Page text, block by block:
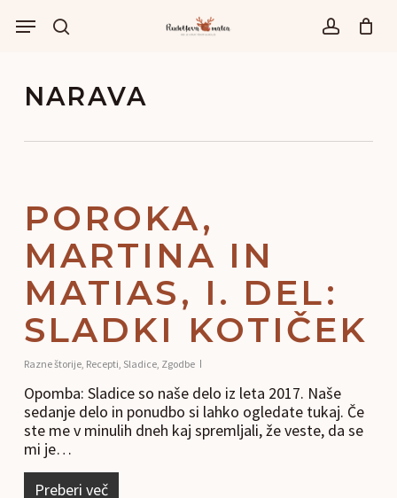
išči account
Menu
NARAVA
POROKA,
MARTINA IN
MATIAS, I. DEL:
SLADKI KOTIČEK
Razne štorije, Recepti, Sladice, Zgodbe
Opomba: Sladice so naše delo iz leta 2017. Naše
sedanje delo in ponudbo si lahko ogledate tukaj. Če
ste me v minulih dneh kaj spremljali, že veste, da se
mi je…
Preberi več